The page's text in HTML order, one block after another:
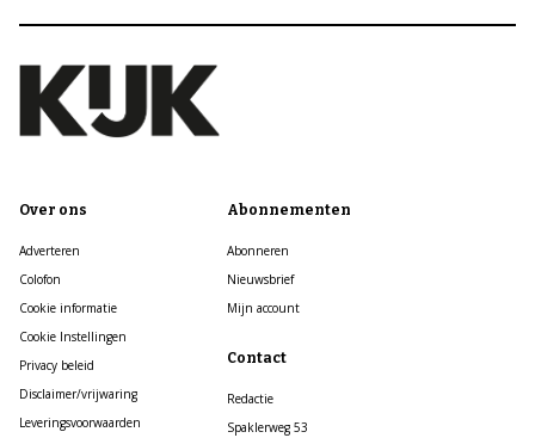
Over ons
Adverteren
Colofon
Cookie informatie
Cookie Instellingen
Privacy beleid
Disclaimer/vrijwaring
Leveringsvoorwaarden
Abonnementen
Abonneren
Nieuwsbrief
Mijn account
Contact
Redactie
Spaklerweg 53